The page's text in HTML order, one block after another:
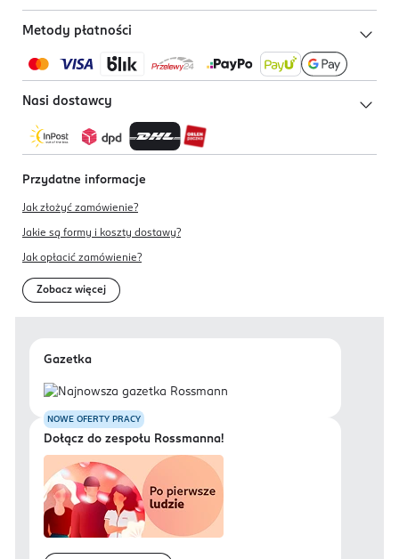
Metody płatności
Nasi dostawcy
Przydatne informacje
Jak złożyć zamówienie?
Jakie są formy i koszty dostawy?
Jak opłacić zamówienie?
Zobacz więcej
Gazetka
NOWE OFERTY PRACY
Dołącz do zespołu Rossmanna!